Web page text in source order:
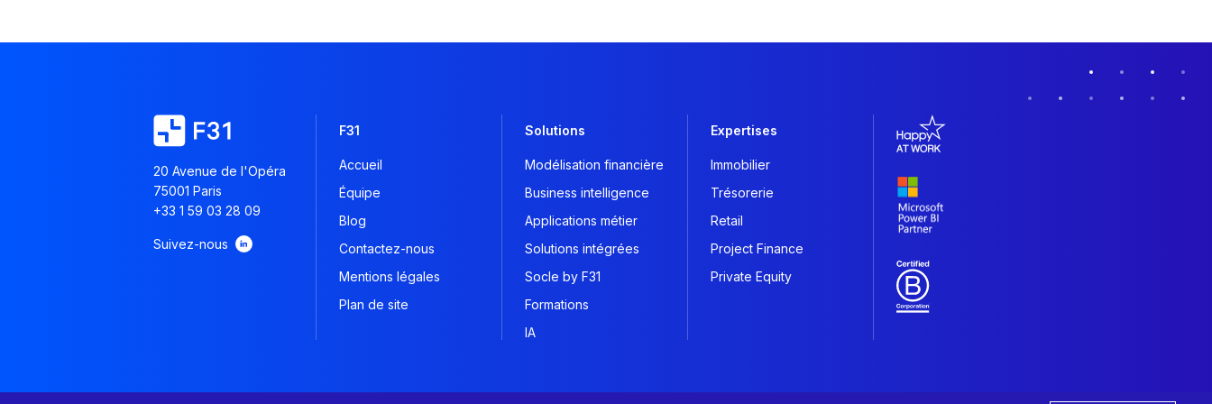
20 Avenue de l'Opéra
75001 Paris
+33 1 59 03 28 09
Suivez-nous
F31
Accueil
Équipe
Blog
Contactez-nous
Mentions légales
Plan de site
Solutions
Modélisation financière
Business intelligence
Applications métier
Solutions intégrées
Socle by F31
Formations
IA
Expertises
Immobilier
Trésorerie
Retail
Project Finance
Private Equity